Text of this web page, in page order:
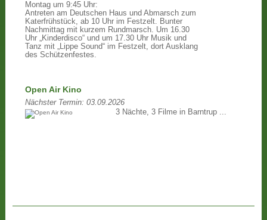
Montag um 9:45 Uhr:
Antreten am Deutschen Haus und Abmarsch zum
Katerfrühstück, ab 10 Uhr im Festzelt. Bunter
Nachmittag mit kurzem Rundmarsch. Um 16.30
Uhr „Kinderdisco“ und um 17.30 Uhr Musik und
Tanz mit „Lippe Sound“ im Festzelt, dort Ausklang
des Schützenfestes.
Open Air Kino
Nächster Termin: 03.09.2026
3 Nächte, 3 Filme in Barntrup ...